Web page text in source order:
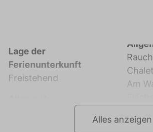
Lage der
Ferienunterkunft
Freistehend
Chalet
Am
Alles anzeigen